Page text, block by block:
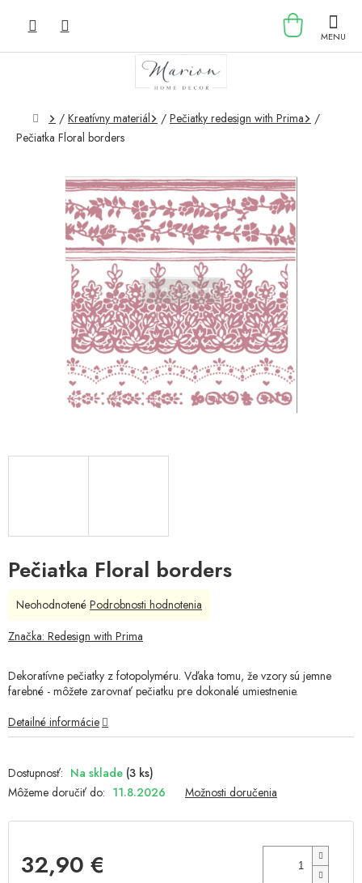
KOŠÍK
Domov
/ Kreatívny materiál / Pečiatky redesign with Prima
/
Pečiatka Floral borders
Pečiatka Floral borders
Na sklade (3 ks)
Môžeme doručiť do: 11.8.2026 Možnosti doručenia
32,90 €
Dekoratívne pečiatky z fotopolyméru. Vďaka tomu, že vzory sú jemne
farebné - môžete zarovnať pečiatku pre dokonalé umiestnenie.
Detailné informácie
Priemerné
produktu
z
5
Neohodnotené Podrobnosti hodnotenia
Značka: Redesign with Prima